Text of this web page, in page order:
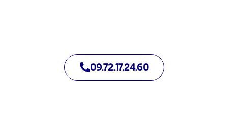
09.72.17.24.60